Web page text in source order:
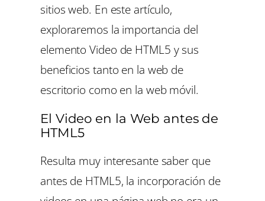
sitios web. En este artículo,
exploraremos la importancia del
elemento Video de HTML5 y sus
beneficios tanto en la web de
escritorio como en la web móvil.
El Video en la Web antes de
HTML5
Resulta muy interesante saber que
antes de HTML5, la incorporación de